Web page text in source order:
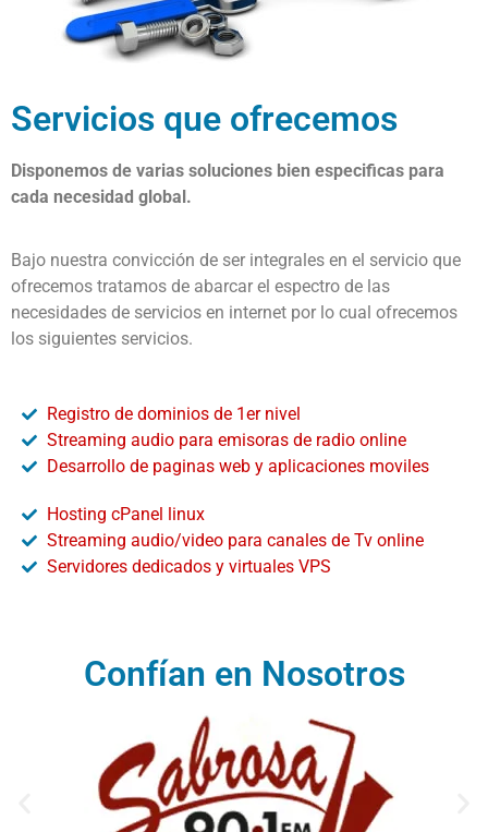
Servicios que ofrecemos
Disponemos de varias soluciones bien especificas para
cada necesidad global.
Bajo nuestra convicción de ser integrales en el servicio que
ofrecemos tratamos de abarcar el espectro de las
necesidades de servicios en internet por lo cual ofrecemos
los siguientes servicios.
Registro de dominios de 1er nivel
Streaming audio para emisoras de radio online
Desarrollo de paginas web y aplicaciones moviles
Hosting cPanel linux
Streaming audio/video para canales de Tv online
Servidores dedicados y virtuales VPS
Confían en Nosotros